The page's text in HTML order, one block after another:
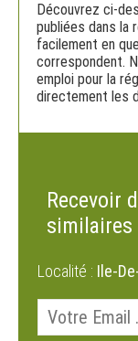
Découvrez ci-
publiées dans la
facilement en
correspondent.
emploi pour la
directement les
Recevoir
similaires
Localité : Ile-